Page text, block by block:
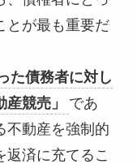
とが最も重要だ
た債務者に対し
競売」
であ
不動産を強制的
済に充てるこ